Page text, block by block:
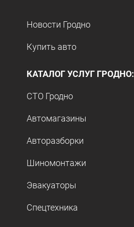
Новости Гродно
Купить авто
КАТАЛОГ УСЛУГ ГРОДНО:
СТО Гродно
Автомагазины
Авторазборки
Шиномонтажи
Эвакуаторы
Спецтехника